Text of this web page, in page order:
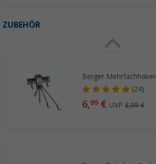
ZUBEHÖR
Berger
(24)
6,99 € UVP8,99 €